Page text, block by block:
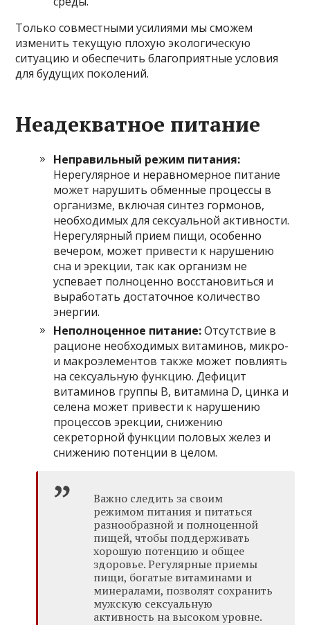
Только совместными усилиями мы сможем
изменить текущую плохую экологическую
ситуацию и обеспечить благоприятные условия
для будущих поколений.
Неадекватное питание
Неправильный режим питания:
Нерегулярное и неравномерное питание
может нарушить обменные процессы в
организме, включая синтез гормонов,
необходимых для сексуальной активности.
Нерегулярный прием пищи, особенно
вечером, может привести к нарушению
сна и эрекции, так как организм не
успевает полноценно восстановиться и
выработать достаточное количество
энергии.
Неполноценное питание:Отсутствие в
рационе необходимых витаминов, микро-
и макроэлементов также может повлиять
на сексуальную функцию. Дефицит
витаминов группы В, витамина D, цинка и
селена может привести к нарушению
процессов эрекции, снижению
секреторной функции половых желез и
снижению потенции в целом.
Важно следить за своим
режимом питания и питаться
разнообразной и полноценной
пищей, чтобы поддерживать
хорошую потенцию и общее
здоровье. Регулярные приемы
пищи, богатые витаминами и
минералами, позволят сохранить
мужскую сексуальную
активность на высоком уровне.